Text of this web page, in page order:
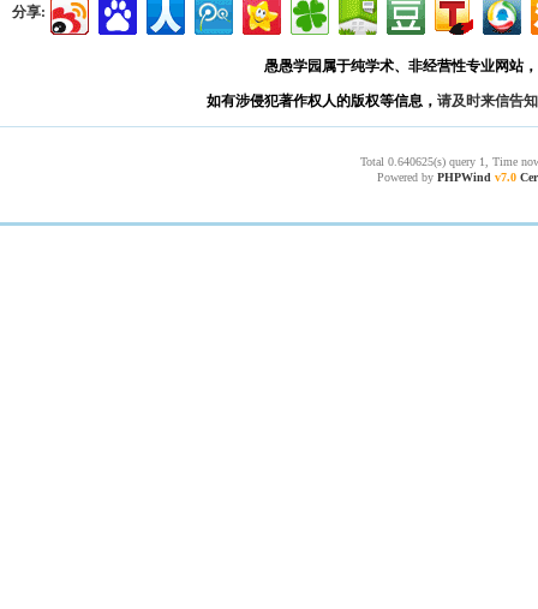
分享:
愚愚学园属于纯学术、非经营性专业网站
如有涉侵犯著作权人的版权等信息， 请及时来信告知
Total 0.640625(s) query 1, Time
Powered by PHPWind v7.0